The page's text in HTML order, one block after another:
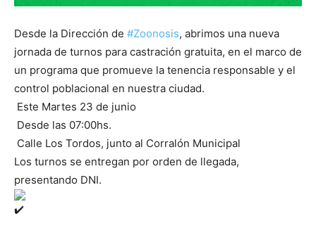
Desde la Dirección de #Zoonosis, abrimos una nueva
jornada de turnos para castración gratuita, en el marco de
un programa que promueve la tenencia responsable y el
control poblacional en nuestra ciudad.
Este Martes 23 de junio
Desde las 07:00hs.
Calle Los Tordos, junto al Corralón Municipal
Los turnos se entregan por orden de llegada,
presentando DNI.